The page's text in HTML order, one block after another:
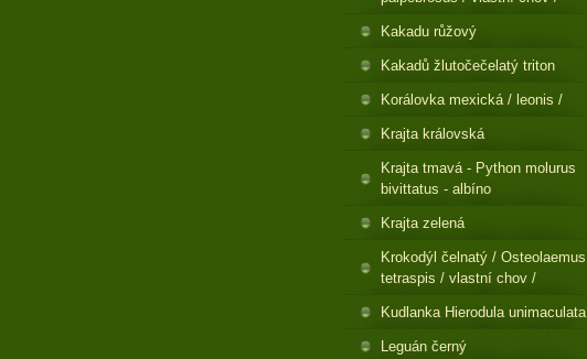
Kakadu růžový
Kakadů žlutočečelatý triton
Korálovka mexická / leonis /
Krajta královská
Krajta tmavá - Python molurus
bivittatus - albíno
Krajta zelená
Krokodýl čelnatý / Osteolaemus
tetraspis / vlastní chov /
Kudlanka Hierodula unimaculata
Leguán černý